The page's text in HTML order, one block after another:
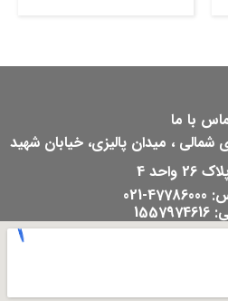
با ما
، میدان پالیزی، خیابان شهید
واحد 4
021